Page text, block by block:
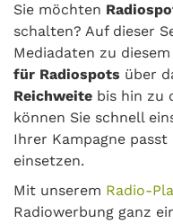
Sie möchten
schalten? Auf dieser
Mediadaten zu
für Radiospots über
Reichweite bis hin zu
können Sie schnell
Ihrer Kampagne
einsetzen.
Mit unserem Radio-
Radiowerbung ganz